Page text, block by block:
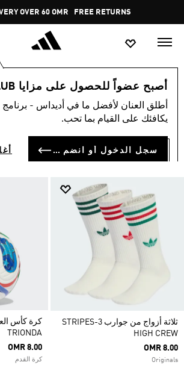
Pause
promotion
rotation
FREE RETURNS
أصبح عضواً للحصول على مزايا ADICLUB
أطلق العنان لأفضل ما في أديداس -
يكافئك على القيام بما تحب.
سجل الدخول أو انضم الآن
world-cup
null
ACCESSORIES (48)
ثلاثة أزواج من جوارب 3-STRIPES
HIGH CREW
OMR 8.00
Originals
TRIONDA
OMR 8.00
كرة القدم